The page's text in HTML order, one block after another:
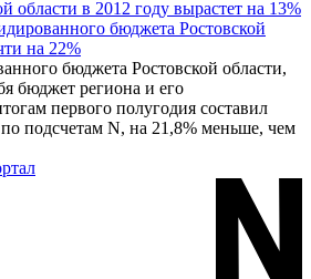
бюджета Ростовской
на 22%
бюджета Ростовской области,
бюджет региона и его
первого полугодия составил
подсчетам N, на 21,8% меньше, чем